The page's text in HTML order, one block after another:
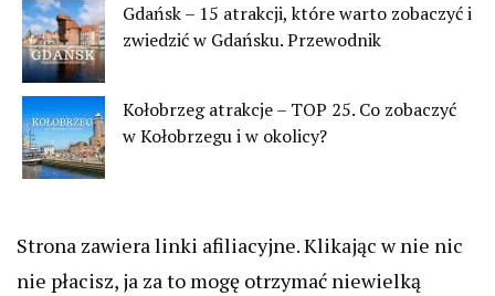
Gdańsk – 15 atrakcji, które warto zobaczyć i
zwiedzić w Gdańsku. Przewodnik
Kołobrzeg atrakcje – TOP 25. Co zobaczyć
w Kołobrzegu i w okolicy?
Strona zawiera linki afiliacyjne. Klikając w nie nic
nie płacisz, ja za to mogę otrzymać niewielką